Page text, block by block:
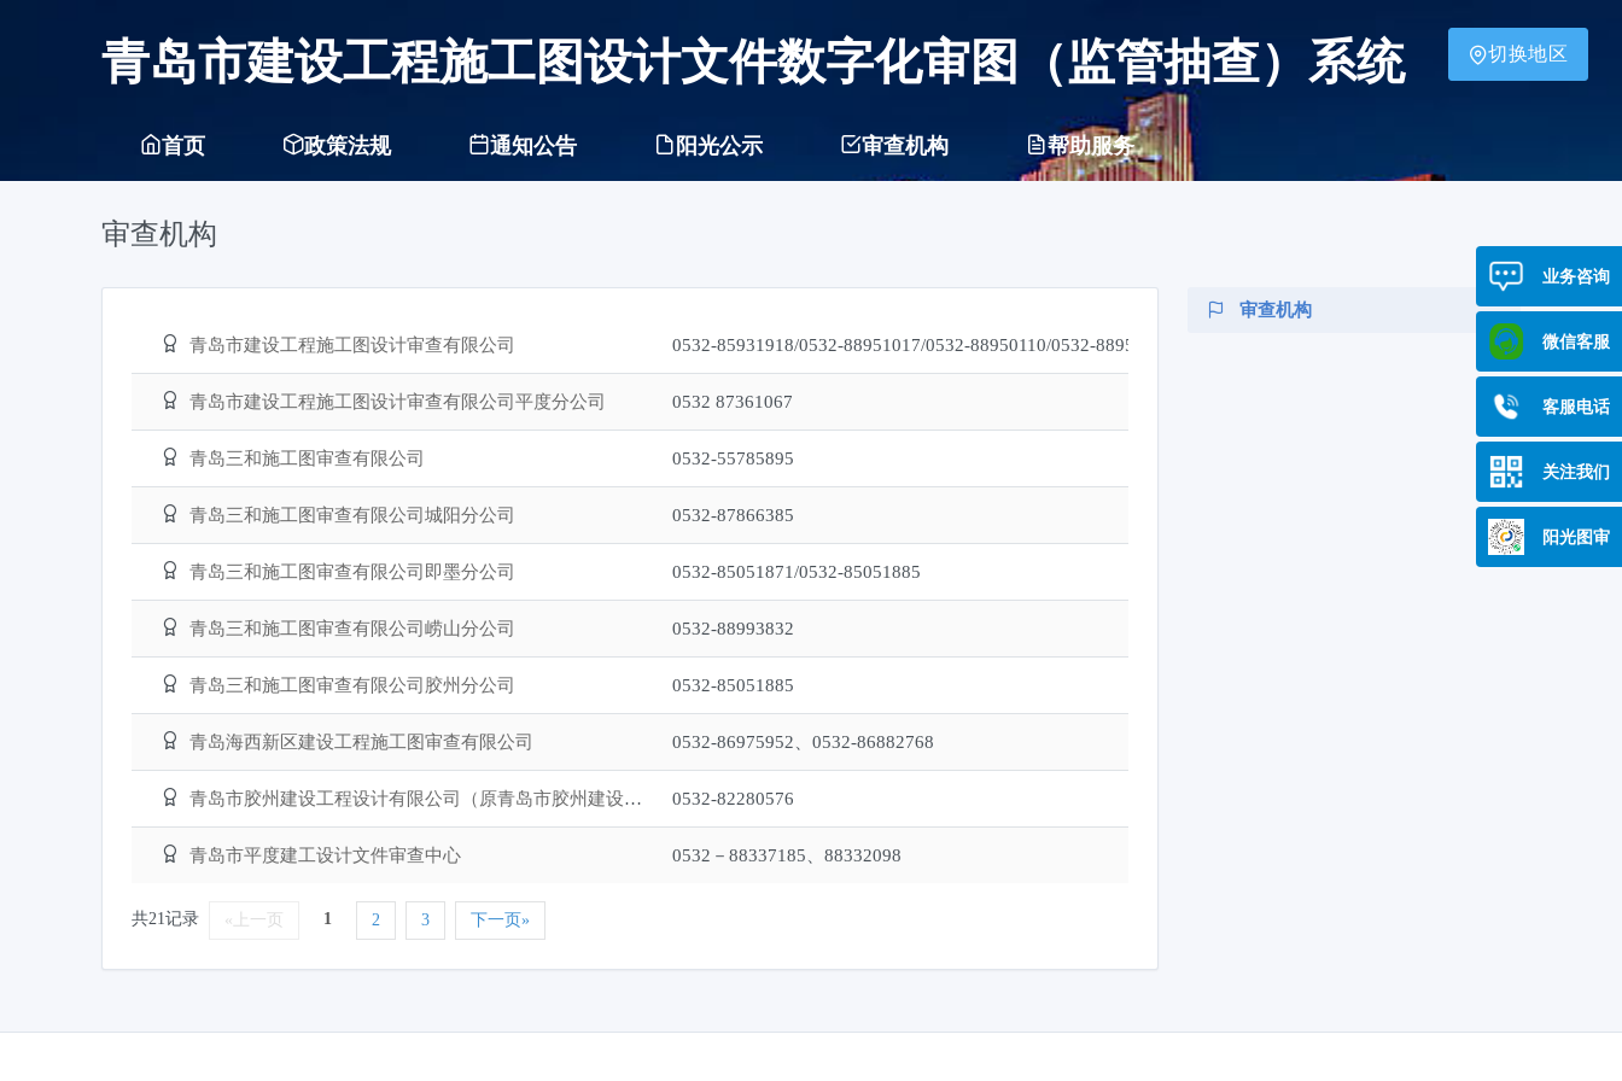
青岛市建设工程施工图设计文件数字化审图（监管抽查）系统 切换地区
首页 政策法规 通知公告 阳光公示 审查机构 帮助服务
审查机构
审查机构
青岛市建设工程施工图设计审查有限公司
0532-85931918/0532-88951017/0532-88950110/0532-88950292
青岛市建设工程施工图设计审查有限公司平度分公司 0532 87361067
青岛三和施工图审查有限公司 0532-55785895
青岛三和施工图审查有限公司城阳分公司 0532-87866385
青岛三和施工图审查有限公司即墨分公司 0532-85051871/0532-85051885
青岛三和施工图审查有限公司崂山分公司 0532-88993832
青岛三和施工图审查有限公司胶州分公司 0532-85051885
青岛海西新区建设工程施工图审查有限公司 0532-86975952、0532-86882768
青岛市胶州建设工程设计有限公司（原青岛市胶州建设工程设计文件审查中心） 0532-82280576
青岛市平度建工设计文件审查中心 0532－88337185、88332098
共21记录 «上一页 1 2 3 下一页»
业务咨询
微信客服
客服电话
关注我们
阳光图审